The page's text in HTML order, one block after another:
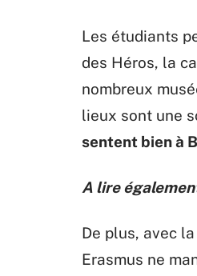
Les étudiants
des Héros, la
nombreux
lieux sont une
sentent bien à
A lire
De plus, avec la
Erasmus ne